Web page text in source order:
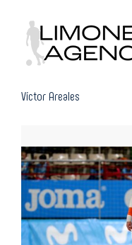
content
Víctor Areales